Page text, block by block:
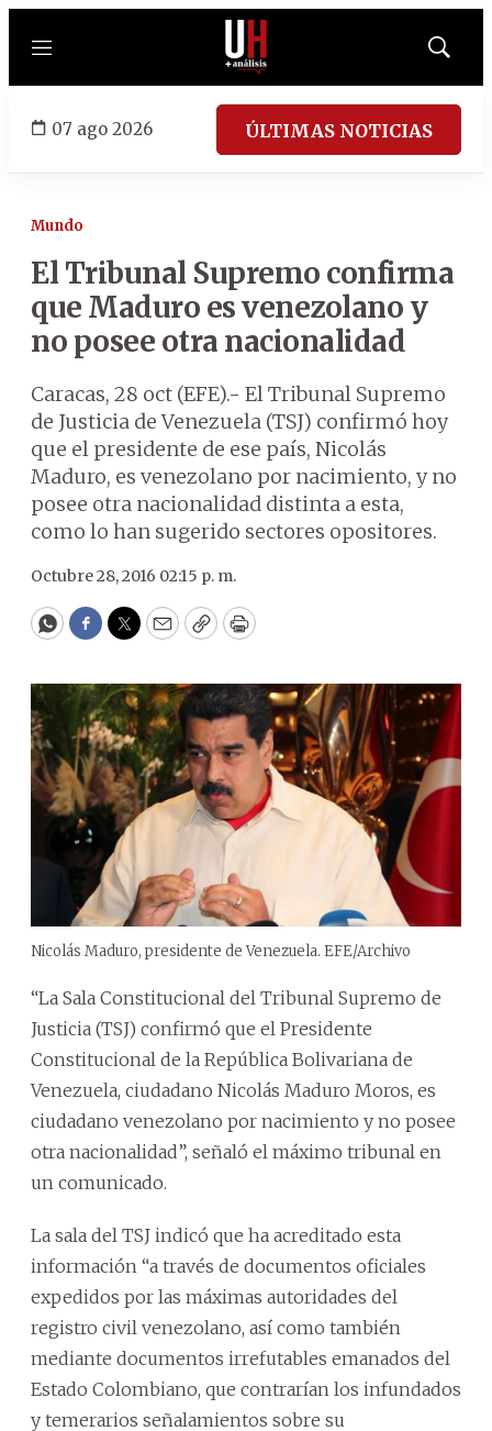
Menú
Mostrar
07 ago 2026 ÚLTIMAS NOTICIAS
Mundo
El Tribunal Supremo confirma
que Maduro es venezolano y
no posee otra nacionalidad
Caracas, 28 oct (EFE).- El Tribunal Supremo
de Justicia de Venezuela (TSJ) confirmó hoy
que el presidente de ese país, Nicolás
Maduro, es venezolano por nacimiento, y no
posee otra nacionalidad distinta a esta,
como lo han sugerido sectores opositores.
Octubre 28, 2016 02:15 p. m.
WhatsApp
Facebook
Twitter
EmailCopyPrint
Nicolás Maduro, presidente de Venezuela. EFE/Archivo
“La Sala Constitucional del Tribunal Supremo de
Justicia (TSJ) confirmó que el Presidente
Constitucional de la República Bolivariana de
Venezuela, ciudadano Nicolás Maduro Moros, es
ciudadano venezolano por nacimiento y no posee
otra nacionalidad”, señaló el máximo tribunal en
un comunicado.
La sala del TSJ indicó que ha acreditado esta
información “a través de documentos oficiales
expedidos por las máximas autoridades del
registro civil venezolano, así como también
mediante documentos irrefutables emanados del
Estado Colombiano, que contrarían los infundados
y temerarios señalamientos sobre su